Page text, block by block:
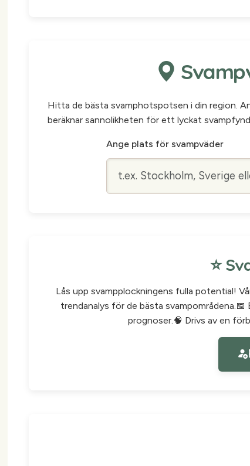
Hitta de bästa svamphotspotsen i din region.
beräknar sannolikheten för ett lyckat
Ange plats för svampväder
⭐
Lås upp svampplockningens fulla potential!
trendanalys för de bästa
prognoser.🧠 Drivs av en